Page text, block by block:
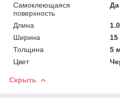
Самоклеющаяся
поверхность
Да
Длина
Ширина
Толщина
5
Цвет
Скрыть